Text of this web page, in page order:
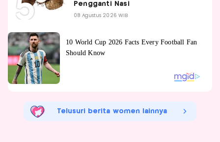
Pengganti Nasi
08 Agustus 2026 WIB
Telusuri berita women lainnya